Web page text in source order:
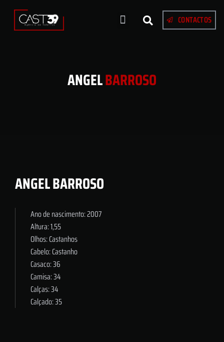
CONTACTOS
ANGELBARROSO
ANGEL BARROSO
Ano de nascimento: 2007
Altura: 1,55
Olhos: Castanhos
Cabelo: Castanho
Casaco: 36
Camisa: 34
Calças: 34
Calçado: 35